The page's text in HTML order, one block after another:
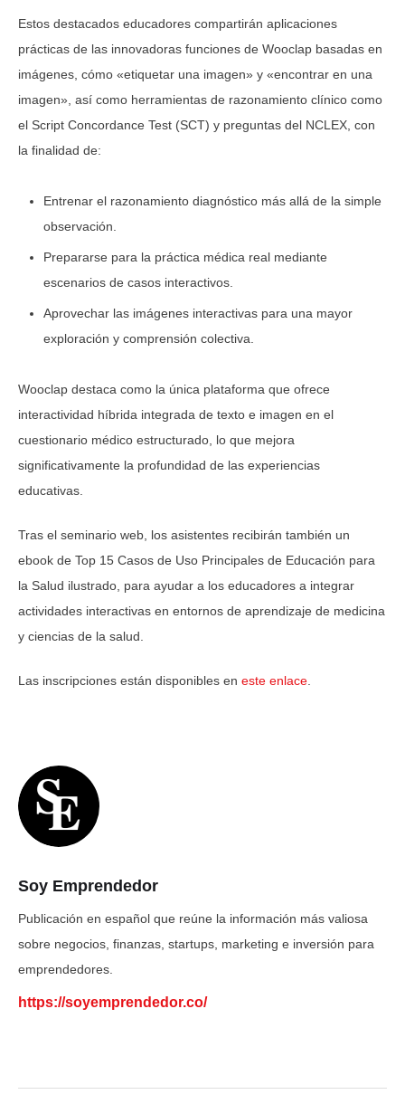
Estos destacados educadores compartirán aplicaciones
prácticas de las innovadoras funciones de Wooclap basadas en
imágenes, cómo «etiquetar una imagen» y «encontrar en una
imagen», así como herramientas de razonamiento clínico como
el Script Concordance Test (SCT) y preguntas del NCLEX, con
la finalidad de:
Entrenar el razonamiento diagnóstico más allá de la simple
observación.
Prepararse para la práctica médica real mediante
escenarios de casos interactivos.
Aprovechar las imágenes interactivas para una mayor
exploración y comprensión colectiva.
Wooclap destaca como la única plataforma que ofrece
interactividad híbrida integrada de texto e imagen en el
cuestionario médico estructurado, lo que mejora
significativamente la profundidad de las experiencias
educativas.
Tras el seminario web, los asistentes recibirán también un
ebook de Top 15 Casos de Uso Principales de Educación para
la Salud ilustrado, para ayudar a los educadores a integrar
actividades interactivas en entornos de aprendizaje de medicina
y ciencias de la salud.
Las inscripciones están disponibles en este enlace
Soy Emprendedor
Publicación en español que reúne la información más valiosa
sobre negocios, finanzas, startups, marketing e inversión para
emprendedores.
https://soyemprendedor.co/